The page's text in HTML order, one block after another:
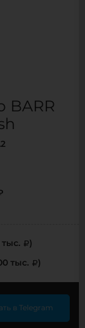
BARR
тыс. )
тыс. )
в Telegram